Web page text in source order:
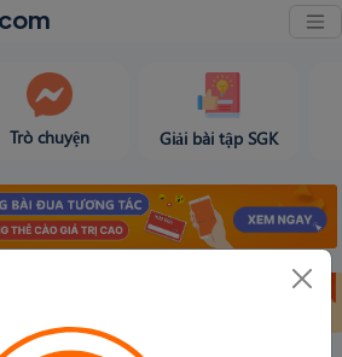
Trò chuyện Giải bài tập SGK
Bảng thành tích